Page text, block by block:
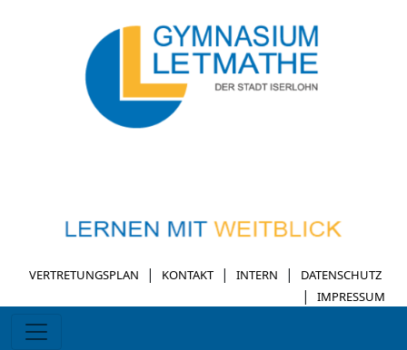
VERTRETUNGSPLAN | KONTAKT | INTERN | DATENSCHUTZ
| IMPRESSUM